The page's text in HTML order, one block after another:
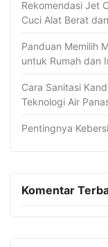
Rekomendasi Jet
Cuci Alat Berat
Panduan Memilih
untuk Rumah dan
Cara Sanitasi
Teknologi Air
Pentingnya
Komentar